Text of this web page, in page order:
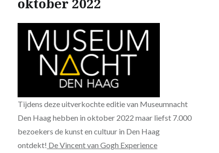
Tijdens deze uitverkochte editie van Museumnacht
Den Haag hebben in oktober 2022 maar liefst 7.000
bezoekers de kunst en cultuur in Den Haag
ontdekt! De Vincent van Gogh Experience